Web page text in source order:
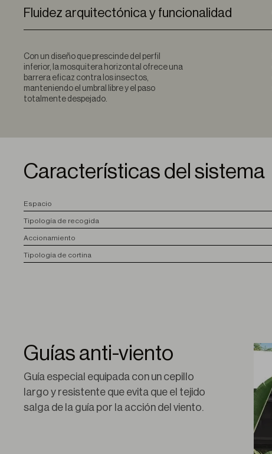
Fluidez arquitectónica y funcionalidad
Con un diseño que prescinde del perfil
inferior, la mosquitera horizontal ofrece una
barrera eficaz contra los insectos,
manteniendo el umbral libre y el paso
totalmente despejado.
Características del sistema
Espacio
Tipología de recogida
Accionamiento
Tipología de cortina
Guías anti-viento
Guía especial equipada con un cepillo
largo y resistente que evita que el tejido
salga de la guía por la acción del viento.